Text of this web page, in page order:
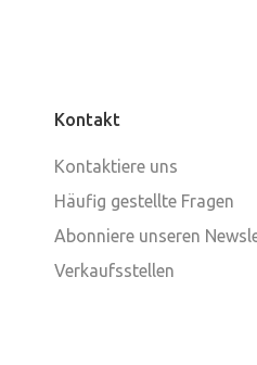
Kontakt
Kontaktiere uns
Häufig gestellte Fragen
Abonniere unseren
Verkaufsstellen